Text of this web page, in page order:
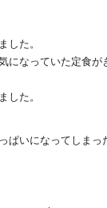
した。
なっていた定食が
した。
ぱいになってしま